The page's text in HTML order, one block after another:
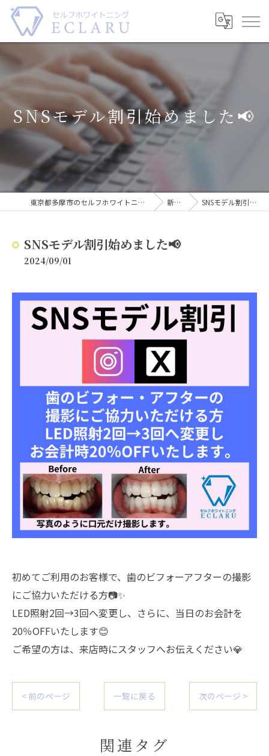
SNSモデル割引始めました📢
東京都多摩市のセルフホワイトニングならECLARU-エクラル- 新着情報 SNSモデル割引始めました📢
SNSモデル割引始めました📢
2024/09/01
初めてご利用のお客様で、歯のビフォーアフターの撮影
にご協力いただける方📷✨
LED照射2回→3回へ変更し、さらに、当日のお会計を
20％OFFいたします😊
ご希望の方は、来店時にスタッフへお伝えください💎
< 前のページ 一覧に戻る 次のページ >
関連タグ